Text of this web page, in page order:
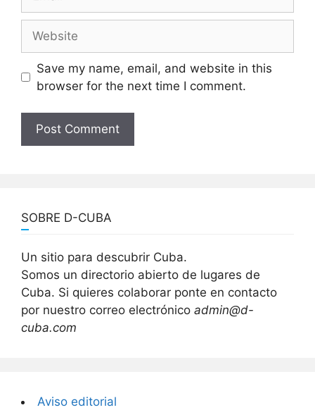
Save my name, email, and website in this
browser for the next time I comment.
SOBRE D-CUBA
Un sitio para descubrir Cuba.
Somos un directorio abierto de lugares de
Cuba. Si quieres colaborar ponte en contacto
por nuestro correo electrónico admin@d-
cuba.com
Aviso editorial